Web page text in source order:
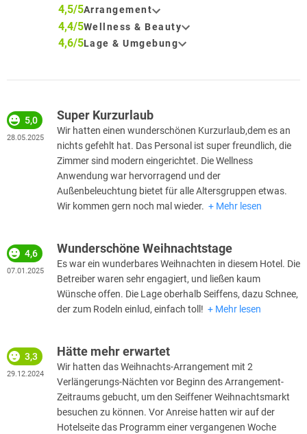
4,5/5Arrangement
4,4/5Wellness & Beauty
4,6/5Lage & Umgebung
Super Kurzurlaub
5,0
28.05.2025
Wir hatten einen wunderschönen Kurzurlaub,dem es an
nichts gefehlt hat. Das Personal ist super freundlich, die
Zimmer sind modern eingerichtet. Die Wellness
Anwendung war hervorragend und der
Außenbeleuchtung bietet für alle Altersgruppen etwas.
Wir kommen gern noch mal wieder.
Mehr lesen
Wunderschöne Weihnachtstage
4,6
07.01.2025
Es war ein wunderbares Weihnachten in diesem Hotel. Die
Betreiber waren sehr engagiert, und ließen kaum
Wünsche offen. Die Lage oberhalb Seiffens, dazu Schnee,
der zum Rodeln einlud, einfach toll!
Mehr lesen
Hätte mehr erwartet
3,3
29.12.2024
Wir hatten das Weihnachts-Arrangement mit 2
Verlängerungs-Nächten vor Beginn des Arrangement-
Zeitraums gebucht, um den Seiffener Weihnachtsmarkt
besuchen zu können. Vor Anreise hatten wir auf der
Hotelseite das Programm einer vergangenen Woche